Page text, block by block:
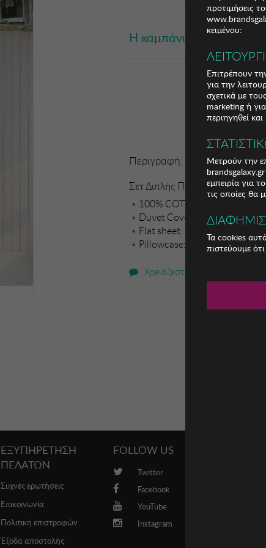
Η καμπάνια έχει λήξει
Περιγραφή:
Σετ Διπλής Παπλωματοθήκης
100% COTTON RANFORCE
Duvet Cover: 200 x 220 cm
Flat sheet: 240 x 260 cm
Pillowcase: 50 x 70 cm (2
Χρειάζεστε βοήθεια;
ΕΞΥΠΗΡΕΤΗΣΗ
ΠΕΛΑΤΩΝ
Συχνές ερωτήσεις
Επικοινωνία
Πολιτική επιστροφών
Έξοδα αποστολής
FOLLOW US
Twitter
Facebook
YouTube
Instagram
προτιμήσεις
κειμένου:
Επιτρέπουν
για την
σχετικά με
marketing ή
περιηγηθεί
Μετρούν την
εμπειρία για
τις οποίες θα
Τα cookies
πιστεύουμε